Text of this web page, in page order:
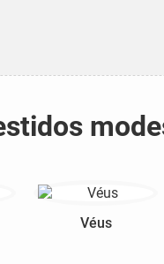
Véus